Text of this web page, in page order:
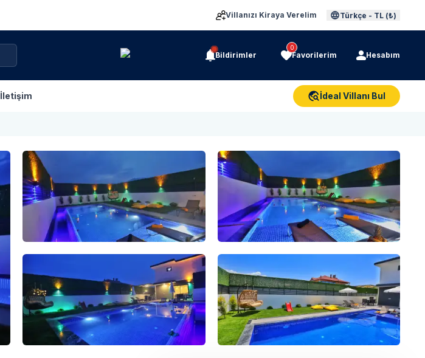
Villanızı Kiraya Verelim Türkçe - TL (₺)
Bildirimler
0
Favorilerim Hesabım
İletişim İdeal Villanı Bul